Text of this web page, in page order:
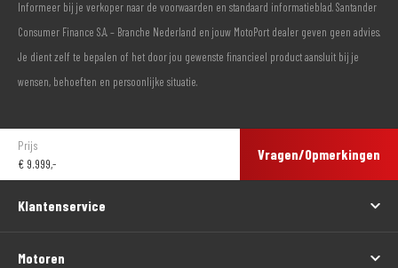
Informeer bij je verkoper naar de voorwaarden en standaard informatieblad. Santander
Consumer Finance S.A. – Branche Nederland en jouw MotoPort dealer geven geen advies.
Je dient zelf te bepalen of het door jou gewenste financieel product aansluit bij je
wensen, behoeften en persoonlijke situatie.
Prijs
€ 9.999,-
Vragen/Opmerkingen
Klantenservice
Motoren